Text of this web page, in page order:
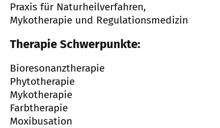
Praxis für Naturheilverfahren,
Mykotherapie und Regulationsmedizin
Therapie Schwerpunkte:
Bioresonanztherapie
Phytotherapie
Mykotherapie
Farbtherapie
Moxibusation